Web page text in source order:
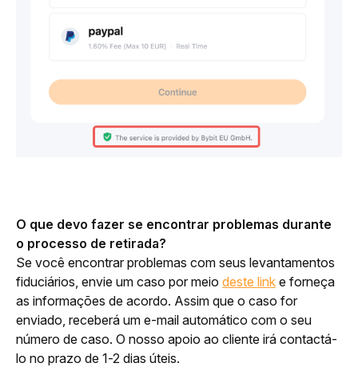
O que devo fazer se encontrar problemas durante
o processo de retirada?
Se você encontrar problemas com seus levantamentos
fiduciários, envie um caso por meio deste link e forneça
as informações de acordo. Assim que o caso for
enviado, receberá um e-mail automático com o seu
número de caso. O nosso apoio ao cliente irá contactá-
lo no prazo de 1-2 dias úteis.